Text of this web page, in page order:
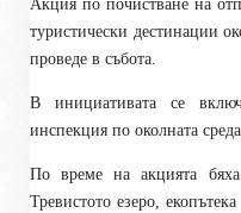
Акция по почистване на
туристически дестинации
проведе в събота.
В инициативата се
инспекция по околната
По време на акцията
Тревистото езеро, екопътека